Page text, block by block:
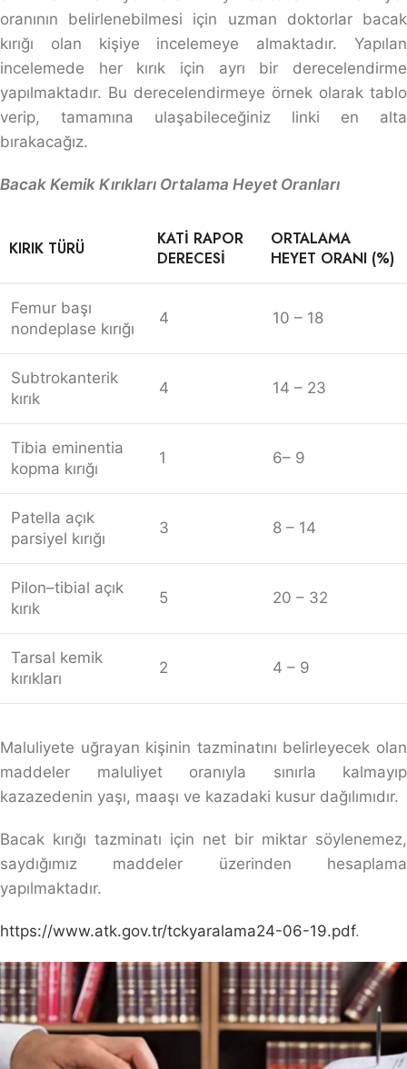
oranının belirlenebilmesi için uzman doktorlar bacak
kırığı olan kişiye incelemeye almaktadır. Yapılan
incelemede her kırık için ayrı bir derecelendirme
yapılmaktadır. Bu derecelendirmeye örnek olarak tablo
verip, tamamına ulaşabileceğiniz linki en alta
bırakacağız.
Bacak Kemik Kırıkları Ortalama Heyet Oranları
KIRIK TÜRÜ
KATI RAPOR
DERECESI
ORTALAMA
HEYET ORANI (%)
Femur başı
nondeplase kırığı
4 10 – 18
Subtrokanterik
kırık
4 14 – 23
Tibia eminentia
kopma kırığı
1 6– 9
Patella açık
parsiyel kırığı
3 8 – 14
Pilon–tibial açık
kırık
5 20 – 32
Tarsal kemik
kırıkları
2 4 – 9
Maluliyete uğrayan kişinin tazminatını belirleyecek olan
maddeler maluliyet oranıyla sınırla kalmayıp
kazazedenin yaşı, maaşı ve kazadaki kusur dağılımıdır.
Bacak kırığı tazminatı için net bir miktar söylenemez,
saydığımız maddeler üzerinden hesaplama
yapılmaktadır.
https://www.atk.gov.tr/tckyaralama24-06-19.pdf.